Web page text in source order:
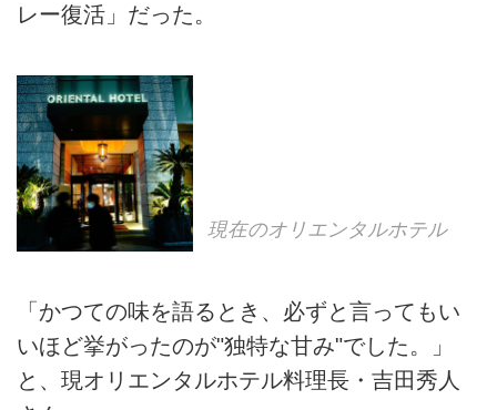
レー復活」だった。
現在のオリエンタルホテル
「かつての味を語るとき、必ずと言ってもい
いほど挙がったのが"独特な甘み"でした。」
と、現オリエンタルホテル料理長・吉田秀人